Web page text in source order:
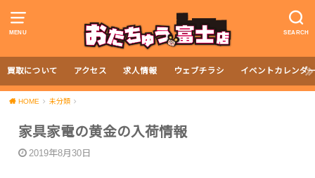
MENU SEARCH
買取について アクセス 求人情報 ウェブチラシ イベントカレンダ
HOME 未分類
家具家電の黄金の入荷情報
2019年8月30日